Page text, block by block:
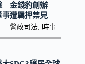
金錢豹創辦
事遭羈押禁見
警政司法 時事